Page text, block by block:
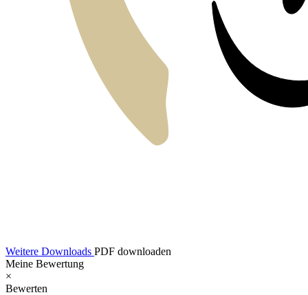
Weitere Downloads PDF downloaden
Meine Bewertung
×
Bewerten